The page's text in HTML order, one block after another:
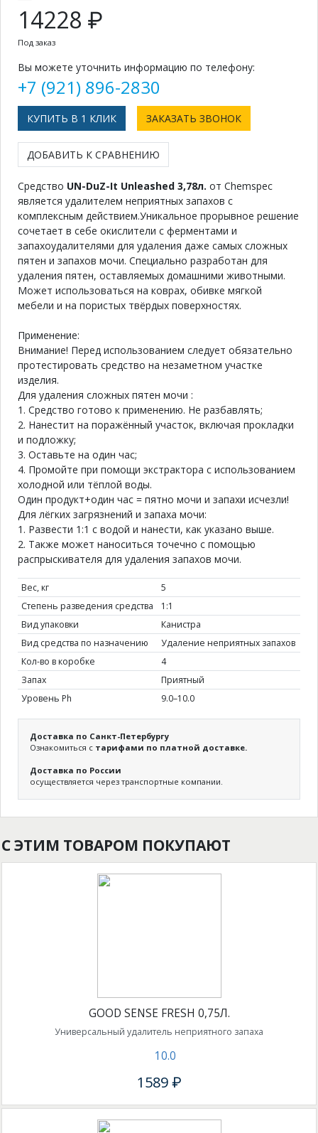
14228 ₽
Под заказ
Вы можете уточнить информацию по телефону:
+7 (921) 896-2830
КУПИТЬ В 1 КЛИК ЗАКАЗАТЬ ЗВОНОК
ДОБАВИТЬ К СРАВНЕНИЮ
Средство UN-DuZ-It Unleashed 3,78л. от Chemspec
является удалителем неприятных запахов с
комплексным действием.Уникальное прорывное решение
сочетает в себе окислители с ферментами и
запахоудалителями для удаления даже самых сложных
пятен и запахов мочи. Специально разработан для
удаления пятен, оставляемых домашними животными.
Может использоваться на коврах, обивке мягкой
мебели и на пористых твёрдых поверхностях.
Применение:
Внимание! Перед использованием следует обязательно
протестировать средство на незаметном участке
изделия.
Для удаления сложных пятен мочи :
1. Средство готово к применению. Не разбавлять;
2. Нанестит на поражённый участок, включая прокладки
и подложку;
3. Оставьте на один час;
4. Промойте при помощи экстрактора с использованием
холодной или тёплой воды.
Один продукт+один час = пятно мочи и запахи исчезли!
Для лёгких загрязнений и запаха мочи:
1. Развести 1:1 с водой и нанести, как указано выше.
2. Также может наноситься точечно с помощью
распрыскивателя для удаления запахов мочи.
Вес, кг
5
Степень разведения средства
1:1
Вид упаковки
Канистра
Вид средства по назначению
Удаление неприятных запахов
Кол-во в коробке
4
Запах
Приятный
Уровень Ph
9.0–10.0
Доставка по Санкт-Петербургу
Ознакомиться с тарифами по платной доставке.
Доставка по России
осуществляется через транспортные компании.
С ЭТИМ ТОВАРОМ ПОКУПАЮТ
GOOD SENSE FRESH 0,75Л.
Универсальный удалитель неприятного запаха
10.0
1589 ₽